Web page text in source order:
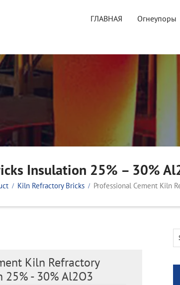
ГЛАВНАЯ Огнеупоры
Insulation 25% – 30%
Kiln Refractory Bricks Professional Cement Kiln
Kiln Refractory
- 30% Al2O3